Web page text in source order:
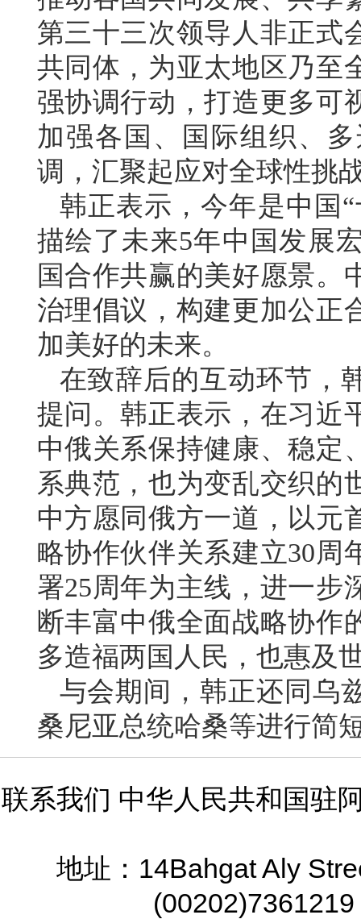
第三十三次领导人非正式
共同体，为亚太地区乃至
强协调行动，打造更多可
加强各国、国际组织、
调，汇聚起应对全球性挑
韩正表示，今年是中国
描绘了未来5年中国发展
国合作共赢的美好愿景。
治理倡议，构建更加公正
加美好的未来。
在致辞后的互动环节，
提问。韩正表示，在习近
中俄关系保持健康、稳定
系典范，也为变乱交织的
中方愿同俄方一道，以元
略协作伙伴关系建立30周
署25周年为主线，进一步
断丰富中俄全面战略协作
多造福两国人民，也惠及
与会期间，韩正还同乌
桑尼亚总统哈桑等进行简
联系我们 中华人民共和国驻
地址： 14Bahgat Aly
(00202)7361219